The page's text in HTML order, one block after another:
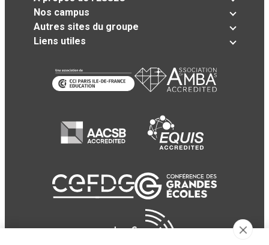
Nos campus
Autres sites du groupe
Liens utiles